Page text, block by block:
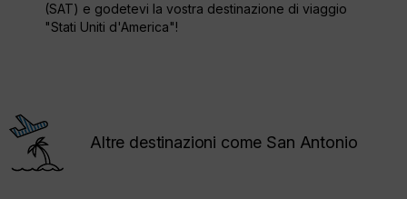
(SAT) e godetevi la vostra destinazione di viaggio
"Stati Uniti d'America"!
Altre destinazioni come San Antonio